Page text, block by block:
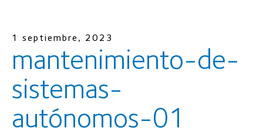
1 septiembre, 2023
mantenimiento-de-
sistemas-
autónomos-01